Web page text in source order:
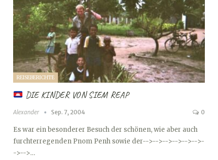
REISEBERICHTE
DIE KINDER VON SIEM REAP
Alexander Sep. 7, 2004 0
Es war ein besonderer Besuch der schönen, wie aber auch
furchterregenden Pnom Penh sowie der-->-->-->-->-->-->-
->-->…